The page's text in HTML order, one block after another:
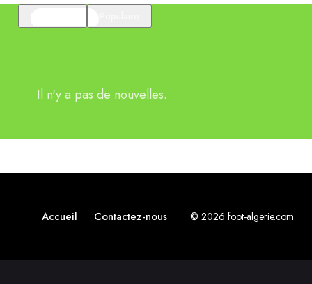
Il n'y a pas de nouvelles.
Accueil Contactez-nous © 2026 foot-algerie.com